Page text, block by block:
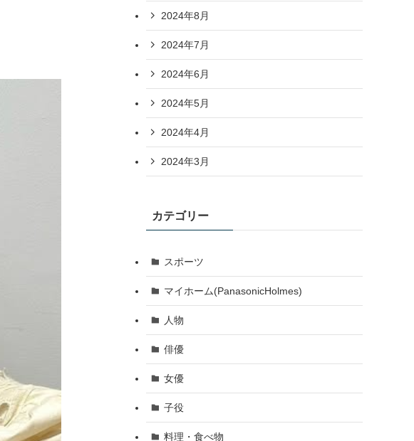
2024年8月
2024年7月
2024年6月
2024年5月
2024年4月
2024年3月
カテゴリー
スポーツ
マイホーム(PanasonicHolmes)
人物
俳優
女優
子役
料理・食べ物